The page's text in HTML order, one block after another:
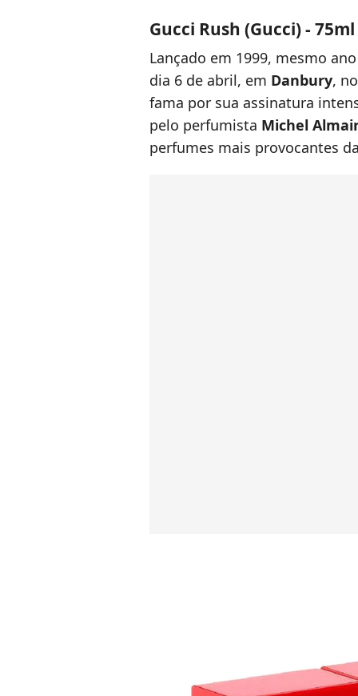
Gucci Rush (Gucci) -
Lançado em 1999, mesmo
dia 6 de abril, em Danbury,
fama por sua assinatura
pelo perfumista Michel
perfumes mais provocantes